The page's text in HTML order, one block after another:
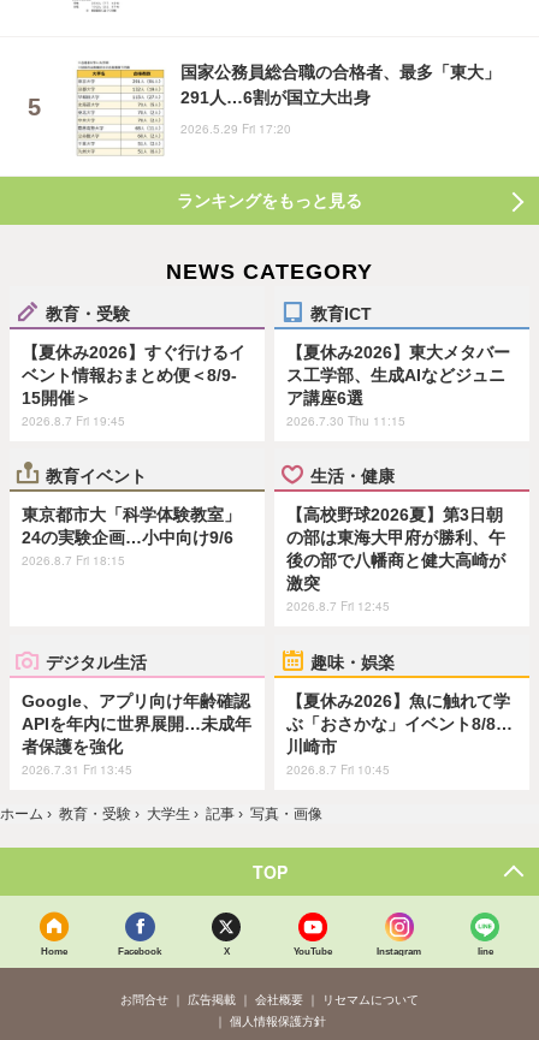
国家公務員総合職の合格者、最多「東大」
291人…6割が国立大出身
2026.5.29 Fri 17:20
ランキングをもっと見る
NEWS CATEGORY
教育・受験
【夏休み2026】すぐ行けるイ
ベント情報おまとめ便＜8/9-
15開催＞
2026.8.7 Fri 19:45
教育ICT
【夏休み2026】東大メタバー
ス工学部、生成AIなどジュニ
ア講座6選
2026.7.30 Thu 11:15
教育イベント
東京都市大「科学体験教室」
24の実験企画…小中向け9/6
2026.8.7 Fri 18:15
生活・健康
【高校野球2026夏】第3日朝
の部は東海大甲府が勝利、午
後の部で八幡商と健大高崎が
激突
2026.8.7 Fri 12:45
デジタル生活
Google、アプリ向け年齢確認
APIを年内に世界展開…未成年
者保護を強化
2026.7.31 Fri 13:45
趣味・娯楽
【夏休み2026】魚に触れて学
ぶ「おさかな」イベント8/8…
川崎市
2026.8.7 Fri 10:45
ホーム › 教育・受験 › 大学生 › 記事 › 写真・画像
TOP
Home Facebook X YouTube Instagram line
お問合せ 広告掲載 会社概要
リセマムについて
個人情報保護方針